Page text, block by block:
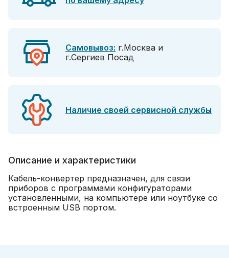
Самовывоз: г.Москва и
г.Сергиев Посад
Наличие своей сервисной службы
Описание и характеристики
Кабель-конвертер предназначен, для связи
приборов с программами конфигураторами
установленными, на компьютере или ноутбуке со
встроенным USB портом.